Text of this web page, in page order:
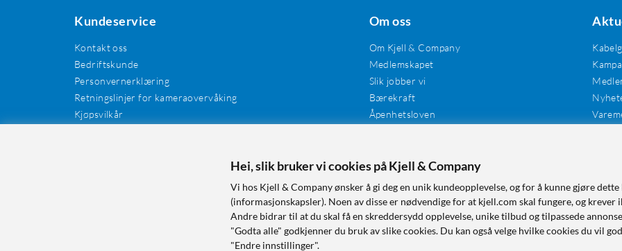
Kundeservice
Kontakt oss
Bedriftskunde
Personvernerklæring
Retningslinjer for kameraovervåking
Kjøpsvilkår
Om oss
Om Kjell & Company
Medlemskapet
Slik jobber vi
Bærekraft
Åpenhetsloven
Tilgjengelighet
Hei, slik bruker vi cookies på Kjell & Company
Vi hos Kjell & Company ønsker å gi deg en unik kundeopplevelse, og for å kunne gjøre
(informasjonskapsler). Noen av disse er nødvendige for at kjell.com skal fungere, og krever
Andre bidrar til at du skal få en skreddersydd opplevelse, unike tilbud og tilpassede
"Godta alle" godkjenner du bruk av slike cookies. Du kan også velge hvilke cookies du vil
"Endre innstillinger".